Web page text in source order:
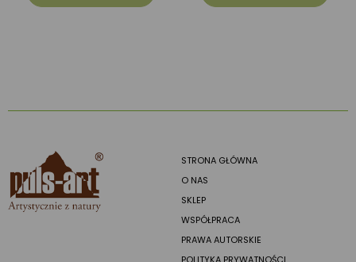
STRONA GŁÓWNA
O NAS
SKLEP
WSPÓŁPRACA
PRAWA AUTORSKIE